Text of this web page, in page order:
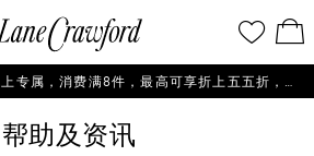
佛
探
的
愿
望
清
单
看
／
修
购
低至三折｜多件多折——线上专属，消费满8件，最高可享折上五五折，即刻选购！
帮助及资讯